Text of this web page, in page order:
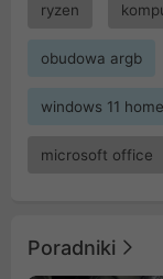
ryzen
obudowa argb
windows 11 home
microsoft office
Poradniki